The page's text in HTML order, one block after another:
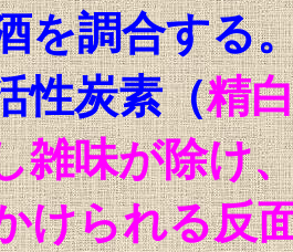
を調合する
性炭素（精
雑味が除け
けられる反